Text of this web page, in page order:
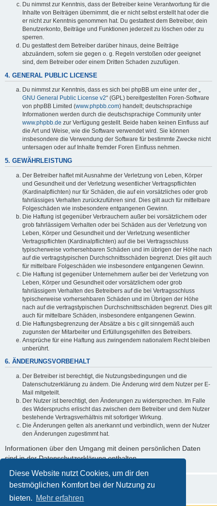
Diese Website nutzt Cookies, um dir den
bestmöglichen Komfort bei der Nutzung zu
bieten. Mehr erfahren
Du nimmst zur Kenntnis, dass der Betreiber keine Verantwortung für die
Inhalte von Beiträgen übernimmt, die er nicht selbst erstellt hat oder die
er nicht zur Kenntnis genommen hat. Du gestattest dem Betreiber, dein
Benutzerkonto, Beiträge und Funktionen jederzeit zu löschen oder zu
sperren.
Du gestattest dem Betreiber darüber hinaus, deine Beiträge
abzuändern, sofern sie gegen o. g. Regeln verstoßen oder geeignet
sind, dem Betreiber oder einem Dritten Schaden zuzufügen.
4. GENERAL PUBLIC LICENSE
Du nimmst zur Kenntnis, dass es sich bei phpBB um eine unter der „
GNU General Public License v2“ (GPL) bereitgestellten Foren-Software
von phpBB Limited (www.phpbb.com) handelt; deutschsprachige
Informationen werden durch die deutschsprachige Community unter
www.phpbb.de zur Verfügung gestellt. Beide haben keinen Einfluss auf
die Art und Weise, wie die Software verwendet wird. Sie können
insbesondere die Verwendung der Software für bestimmte Zwecke nicht
untersagen oder auf Inhalte fremder Foren Einfluss nehmen.
5. GEWÄHRLEISTUNG
Der Betreiber haftet mit Ausnahme der Verletzung von Leben, Körper
und Gesundheit und der Verletzung wesentlicher Vertragspflichten
(Kardinalpflichten) nur für Schäden, die auf ein vorsätzliches oder grob
fahrlässiges Verhalten zurückzuführen sind. Dies gilt auch für mittelbare
Folgeschäden wie insbesondere entgangenen Gewinn.
Die Haftung ist gegenüber Verbrauchern außer bei vorsätzlichem oder
grob fahrlässigem Verhalten oder bei Schäden aus der Verletzung von
Leben, Körper und Gesundheit und der Verletzung wesentlicher
Vertragspflichten (Kardinalpflichten) auf die bei Vertragsschluss
typischerweise vorhersehbaren Schäden und im übrigen der Höhe nach
auf die vertragstypischen Durchschnittsschäden begrenzt. Dies gilt auch
für mittelbare Folgeschäden wie insbesondere entgangenen Gewinn.
Die Haftung ist gegenüber Unternehmern außer bei der Verletzung von
Leben, Körper und Gesundheit oder vorsätzlichem oder grob
fahrlässigem Verhalten des Betreibers auf die bei Vertragsschluss
typischerweise vorhersehbaren Schäden und im Übrigen der Höhe
nach auf die vertragstypischen Durchschnittsschäden begrenzt. Dies gilt
auch für mittelbare Schäden, insbesondere entgangenen Gewinn.
Die Haftungsbegrenzung der Absätze a bis c gilt sinngemäß auch
zugunsten der Mitarbeiter und Erfüllungsgehilfen des Betreibers.
Ansprüche für eine Haftung aus zwingendem nationalem Recht bleiben
unberührt.
6. ÄNDERUNGSVORBEHALT
Der Betreiber ist berechtigt, die Nutzungsbedingungen und die
Datenschutzerklärung zu ändern. Die Änderung wird dem Nutzer per E-
Mail mitgeteilt.
Der Nutzer ist berechtigt, den Änderungen zu widersprechen. Im Falle
des Widerspruchs erlischt das zwischen dem Betreiber und dem Nutzer
bestehende Vertragsverhältnis mit sofortiger Wirkung.
Die Änderungen gelten als anerkannt und verbindlich, wenn der Nutzer
den Änderungen zugestimmt hat.
Informationen über den Umgang mit deinen persönlichen Daten
sind in der Datenschutzerklärung enthalten.